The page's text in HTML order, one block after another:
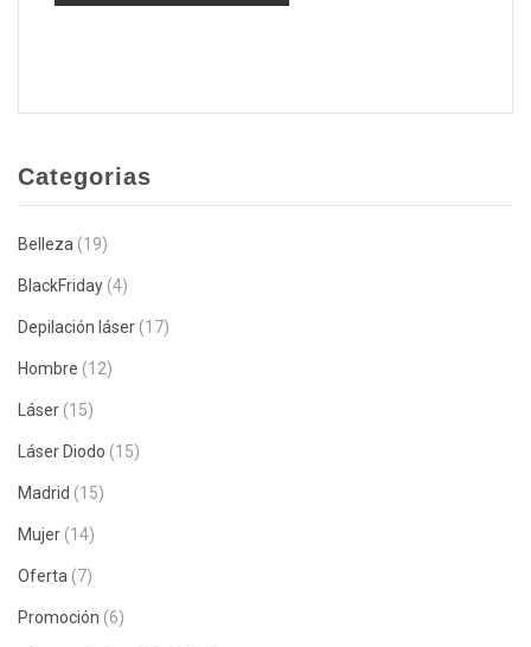
Categorias
Belleza (19)
BlackFriday (4)
Depilación láser (17)
Hombre (12)
Láser (15)
Láser Diodo (15)
Madrid (15)
Mujer (14)
Oferta (7)
Promoción (6)